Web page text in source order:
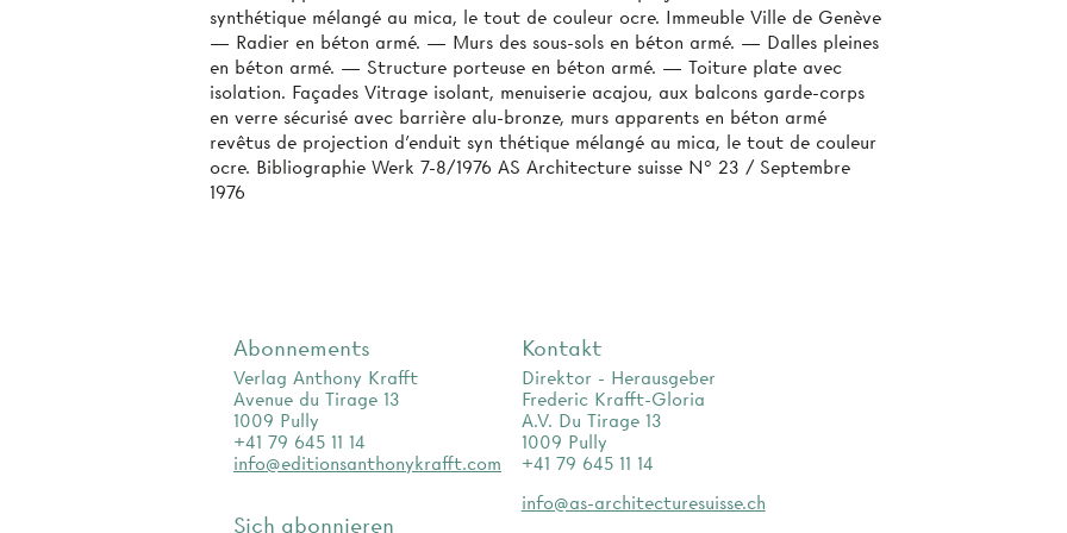
synthétique mélangé au mica, le tout de couleur ocre. Immeuble Ville de Genève
— Radier en béton armé. — Murs des sous-sols en béton armé. — Dalles pleines
en béton armé. — Structure porteuse en béton armé. — Toiture plate avec
isolation. Façades Vitrage isolant, menuiserie acajou, aux balcons garde-corps
en verre sécurisé avec barrière alu-bronze, murs apparents en béton armé
revêtus de projection d’enduit syn­ thétique mélangé au mica, le tout de couleur
ocre. Bibliographie Werk 7-8/1976 AS Architecture suisse N° 23 / Septembre
1976
Abonnements
Verlag Anthony Krafft
Avenue du Tirage 13
1009 Pully
+41 79 645 11 14
info@editionsanthonykrafft.com
Sich abonnieren
Kontakt
Direktor - Herausgeber
Frederic Krafft-Gloria
A.V. Du Tirage 13
1009 Pully
+41 79 645 11 14
info@as-architecturesuisse.ch